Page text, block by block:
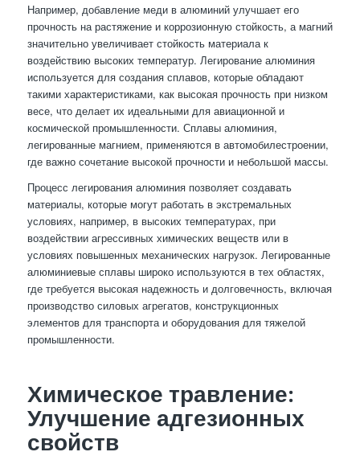
Например, добавление меди в алюминий улучшает его
прочность на растяжение и коррозионную стойкость, а магний
значительно увеличивает стойкость материала к
воздействию высоких температур. Легирование алюминия
используется для создания сплавов, которые обладают
такими характеристиками, как высокая прочность при низком
весе, что делает их идеальными для авиационной и
космической промышленности. Сплавы алюминия,
легированные магнием, применяются в автомобилестроении,
где важно сочетание высокой прочности и небольшой массы.
Процесс легирования алюминия позволяет создавать
материалы, которые могут работать в экстремальных
условиях, например, в высоких температурах, при
воздействии агрессивных химических веществ или в
условиях повышенных механических нагрузок. Легированные
алюминиевые сплавы широко используются в тех областях,
где требуется высокая надежность и долговечность, включая
производство силовых агрегатов, конструкционных
элементов для транспорта и оборудования для тяжелой
промышленности.
Химическое травление:
Улучшение адгезионных
свойств